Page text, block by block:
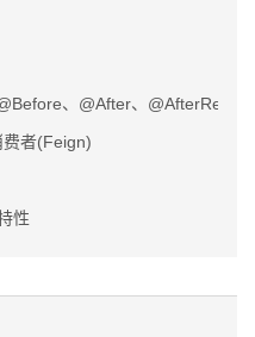
、@After、
者(Feign)
性